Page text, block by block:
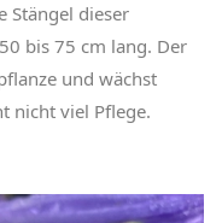
Stängel dieser
bis 75 cm lang. Der
und wächst
nicht viel Pflege.